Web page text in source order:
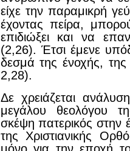
είχε την παραμικρή
έχοντας πείρα,
επιδιώξει και να
(2,26). Έτσι έμενε
δεσμά της ένοχής,
2,28).
Δε χρειάζεται
μεγάλου θεολόγου
σκέψη πατερικός στην
της Χριστιανικής